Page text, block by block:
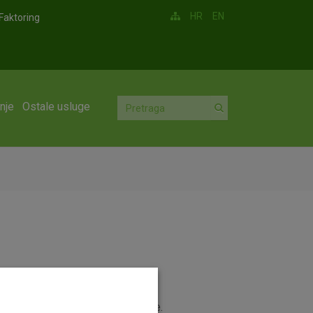
Faktoring HR EN
Ostale usluge
vrijede od 01.07.2016. godine.